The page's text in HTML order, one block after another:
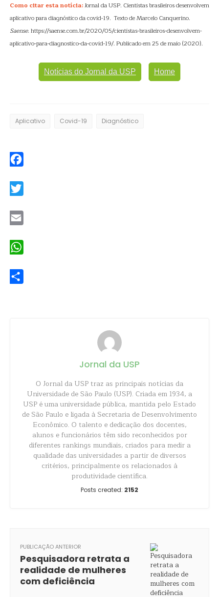
Como citar esta notícia:Jornal da USP. Cientistas brasileiros desenvolvem
aplicativo para diagnóstico da covid-19. Texto de Marcelo Canquerino.
Saense. https://saense.com.br/2020/05/cientistas-brasileiros-desenvolvem-
aplicativo-para-diagnostico-da-covid-19/. Publicado em 25 de maio (2020).
Notícias do Jornal da USP Home
Aplicativo Covid-19 Diagnóstico
Jornal da USP
O Jornal da USP traz as principais notícias da
Universidade de São Paulo (USP). Criada em 1934, a
USP é uma universidade pública, mantida pelo Estado
de São Paulo e ligada à Secretaria de Desenvolvimento
Econômico. O talento e dedicação dos docentes,
alunos e funcionários têm sido reconhecidos por
diferentes rankings mundiais, criados para medir a
qualidade das universidades a partir de diversos
critérios, principalmente os relacionados à
produtividade científica.
Posts created: 2152
PUBLICAÇÃO ANTERIOR
Pesquisadora retrata a
realidade de mulheres
com deficiência